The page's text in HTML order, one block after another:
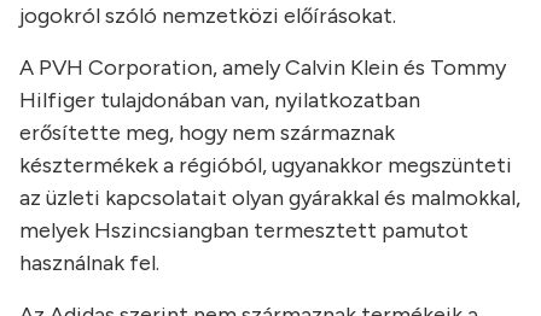
jogokról szóló nemzetközi előírásokat.
A PVH Corporation, amely Calvin Klein és Tommy
Hilfiger tulajdonában van, nyilatkozatban
erősítette meg, hogy nem származnak
késztermékek a régióból, ugyanakkor megszünteti
az üzleti kapcsolatait olyan gyárakkal és malmokkal,
melyek Hszincsiangban termesztett pamutot
használnak fel.